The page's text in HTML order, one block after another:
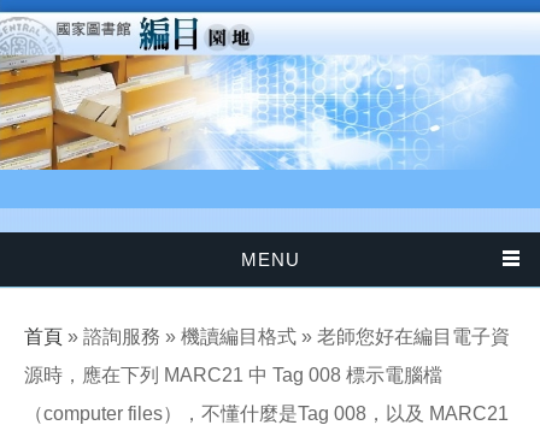
移至主內容
MENU
您在這裡
首頁 » 諮詢服務 » 機讀編目格式 » 老師您好在編目電子資
源時，應在下列 MARC21 中 Tag 008 標示電腦檔
（computer files），不懂什麼是Tag 008，以及 MARC21